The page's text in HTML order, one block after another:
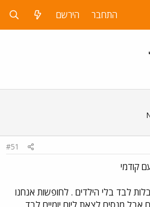
התחבר הירשם
#51
קודמי
לבד בלי הילדים . לחופשות אנחנו
אבל מנסים לצאת ליום יומיים לבד